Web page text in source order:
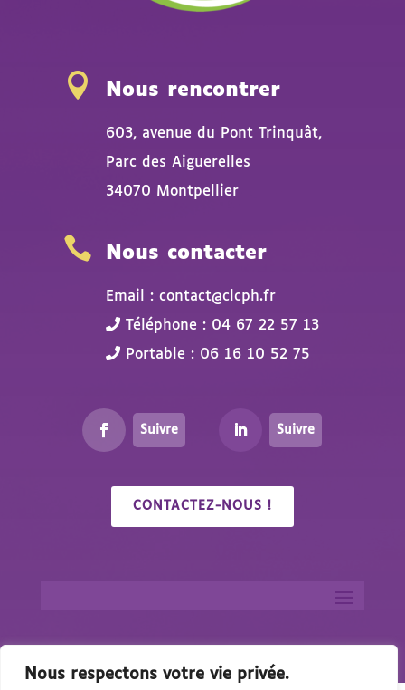
Nous respectons votre vie privée.
 Nous rencontrer
603, avenue du Pont Trinquât,
Parc des Aiguerelles
34070 Montpellier
 Nous contacter
Email : contact@clcph.fr
Téléphone : 04 67 22 57 13
Portable : 06 16 10 52 75
Suivre Suivre
CONTACTEZ-NOUS !